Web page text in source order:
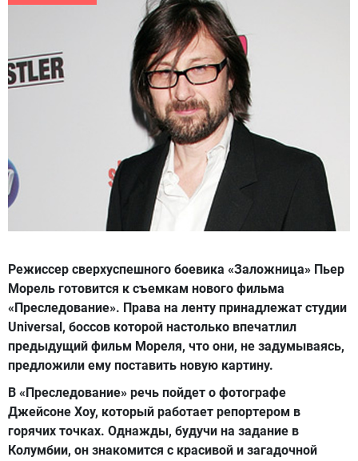
Режиссер сверхуспешного боевика «Заложница» Пьер
Морель готовится к съемкам нового фильма
«Преследование». Права на ленту принадлежат студии
Universal, боссов которой настолько впечатлил
предыдущий фильм Мореля, что они, не задумываясь,
предложили ему поставить новую картину.
В «Преследование» речь пойдет о фотографе
Джейсоне Хоу, который работает репортером в
горячих точках. Однажды, будучи на задание в
Колумбии, он знакомится с красивой и загадочной